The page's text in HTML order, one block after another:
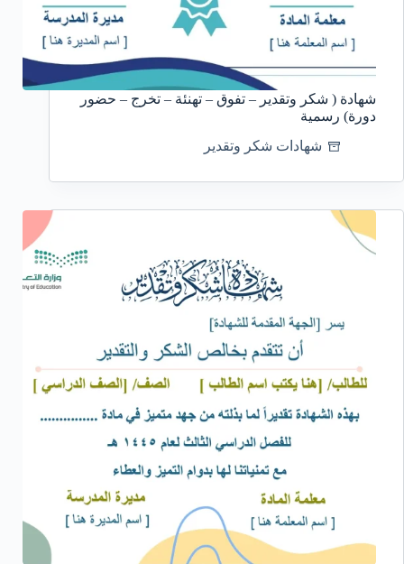
شهادة ( شكر وتقدير – تفوق – تهنئة – تخرج – حضور
دورة) رسمية
شهادات شكر وتقدير